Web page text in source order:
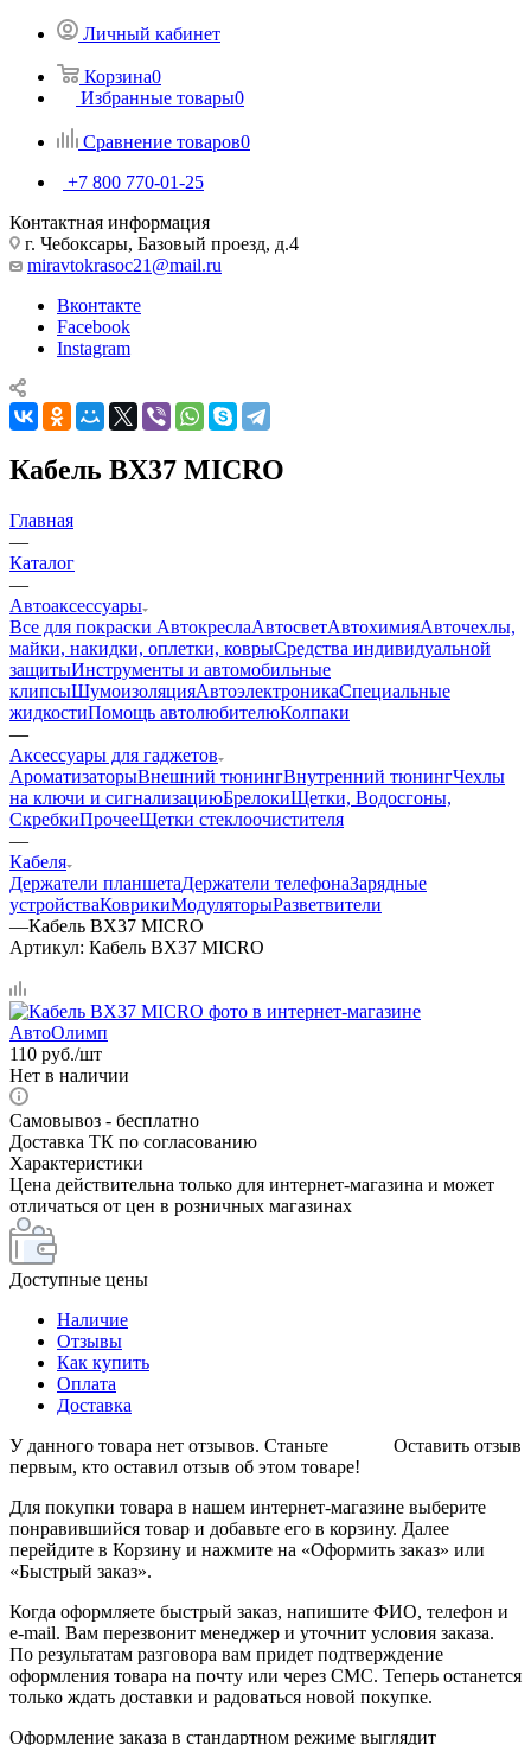
Личный кабинет
Корзина0
Избранные товары0
Сравнение товаров0
+7 800 770-01-25
Контактная информация
г. Чебоксары, Базовый проезд, д.4
miravtokrasoc21@mail.ru
Вконтакте
Facebook
Instagram
Кабель BX37 MICRO
Главная
—
Каталог
—
Автоаксессуары
Все для покраски АвтокреслаАвтосветАвтохимияАвточехлы,
майки, накидки, оплетки, коврыСредства индивидуальной
защитыИнструменты и автомобильные
клипсыШумоизоляцияАвтоэлектроникаСпециальные
жидкостиПомощь автолюбителюКолпаки
—
Аксессуары для гаджетов
АроматизаторыВнешний тюнингВнутренний тюнингЧехлы
на ключи и сигнализациюБрелокиЩетки, Водосгоны,
СкребкиПрочееЩетки стеклоочистителя
—
Кабеля
Держатели планшетаДержатели телефонаЗарядные
устройстваКоврикиМодуляторыРазветвители
—Кабель BX37 MICRO
Артикул: Кабель BX37 MICRO
110 руб./шт
Нет в наличии
Самовывоз - бесплатно
Доставка ТК по согласованию
Характеристики
Цена действительна только для интернет-магазина и может
отличаться от цен в розничных магазинах
Доступные цены
Наличие
Отзывы
Как купить
Оплата
Доставка
Оставить отзыв
У данного товара нет отзывов. Станьте
первым, кто оставил отзыв об этом товаре!
Для покупки товара в нашем интернет-магазине выберите
понравившийся товар и добавьте его в корзину. Далее
перейдите в Корзину и нажмите на «Оформить заказ» или
«Быстрый заказ».
Когда оформляете быстрый заказ, напишите ФИО, телефон и
e-mail. Вам перезвонит менеджер и уточнит условия заказа.
По результатам разговора вам придет подтверждение
оформления товара на почту или через СМС. Теперь останется
только ждать доставки и радоваться новой покупке.
Оформление заказа в стандартном режиме выглядит